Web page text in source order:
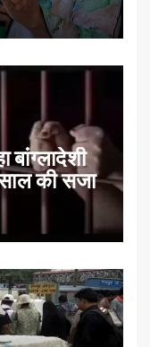
बांग्लादेशी
की सजा